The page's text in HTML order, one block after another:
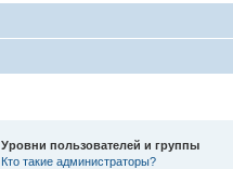
Уровни пользователей и группы
Кто такие администраторы?